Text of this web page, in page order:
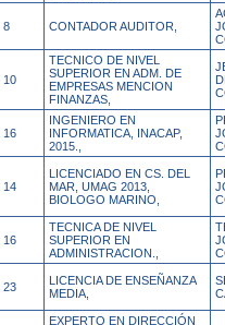
8 CONTADOR AUDITOR,
10
TECNICO DE NIVEL
SUPERIOR EN ADM. DE
EMPRESAS MENCION
FINANZAS,
16
INGENIERO EN
INFORMATICA, INACAP,
2015.,
14
LICENCIADO EN CS. DEL
MAR, UMAG 2013,
BIOLOGO MARINO,
16
TECNICA DE NIVEL
SUPERIOR EN
ADMINISTRACION.,
23
LICENCIA DE ENSEÑANZA
MEDIA,
EXPERTO EN DIRECCIÓN